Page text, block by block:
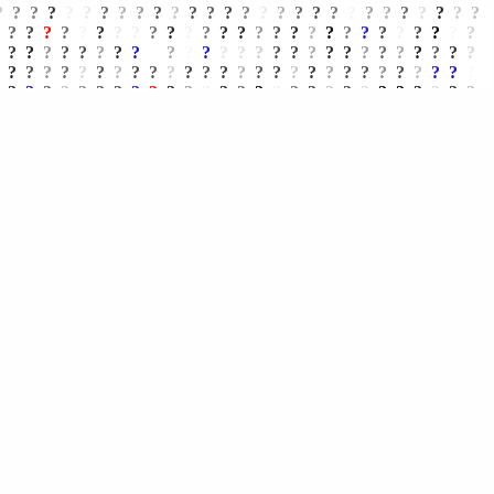
? ? ? ? ? ? ? ? ? ? ? ? ? ? ? ? ? ? ? ? ? ? ? ?
? ? ? ? ? ? ? ? ? ? ? ? ? ? ? ? ? ? ? ?
?
? ? ? ? ? ? ? ? ? ? ? ? ? ? ? ? ? ? ? ? ? ? ? ? ?
? ? ? ? ? ? ? ? ? ? ? ? ? ? ? ? ? ? ? ? ? ? ? ? ? ?
? ? ? ? ? ? ? ? ? ? ? ? ? ? ? ? ? ? ? ? ? ? ? ? ?